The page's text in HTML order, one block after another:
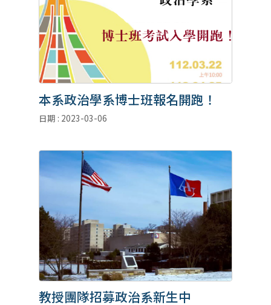
本系政治學系博士班報名開跑！
日期 : 2023-03-06
教授團隊招募政治系新生中